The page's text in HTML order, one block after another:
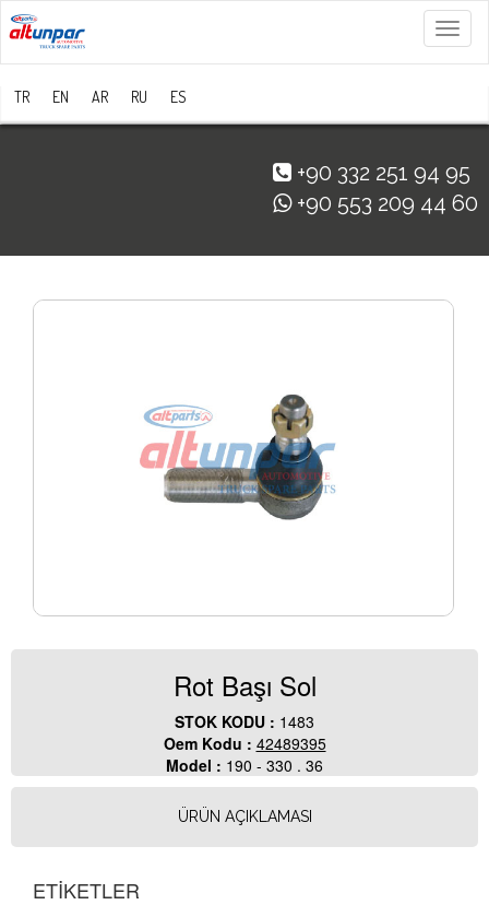
Menü
TR EN AR RU ES
+90 332 251 94 95
+90 553 209 44 60
Rot Başı Sol
STOK KODU : 1483
Oem Kodu : 42489395
Model : 190 - 330 . 36
ÜRÜN AÇIKLAMASI
ETİKETLER